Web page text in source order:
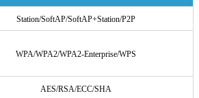
Station/SoftAP/SoftAP+Station/P2P
WPA/WPA2/WPA2-Enterprise/WPS
AES/RSA/ECC/SHA